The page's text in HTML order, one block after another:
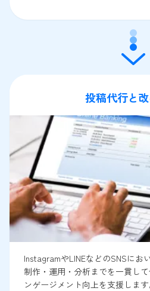
投稿代行と
InstagramやLINEなどのSNSにお
制作・運用・分析までを一貫し
ンゲージメント向上を支援します